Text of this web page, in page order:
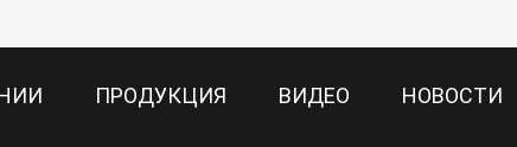
ПРОДУКЦИЯ ВИДЕО НОВОСТИ